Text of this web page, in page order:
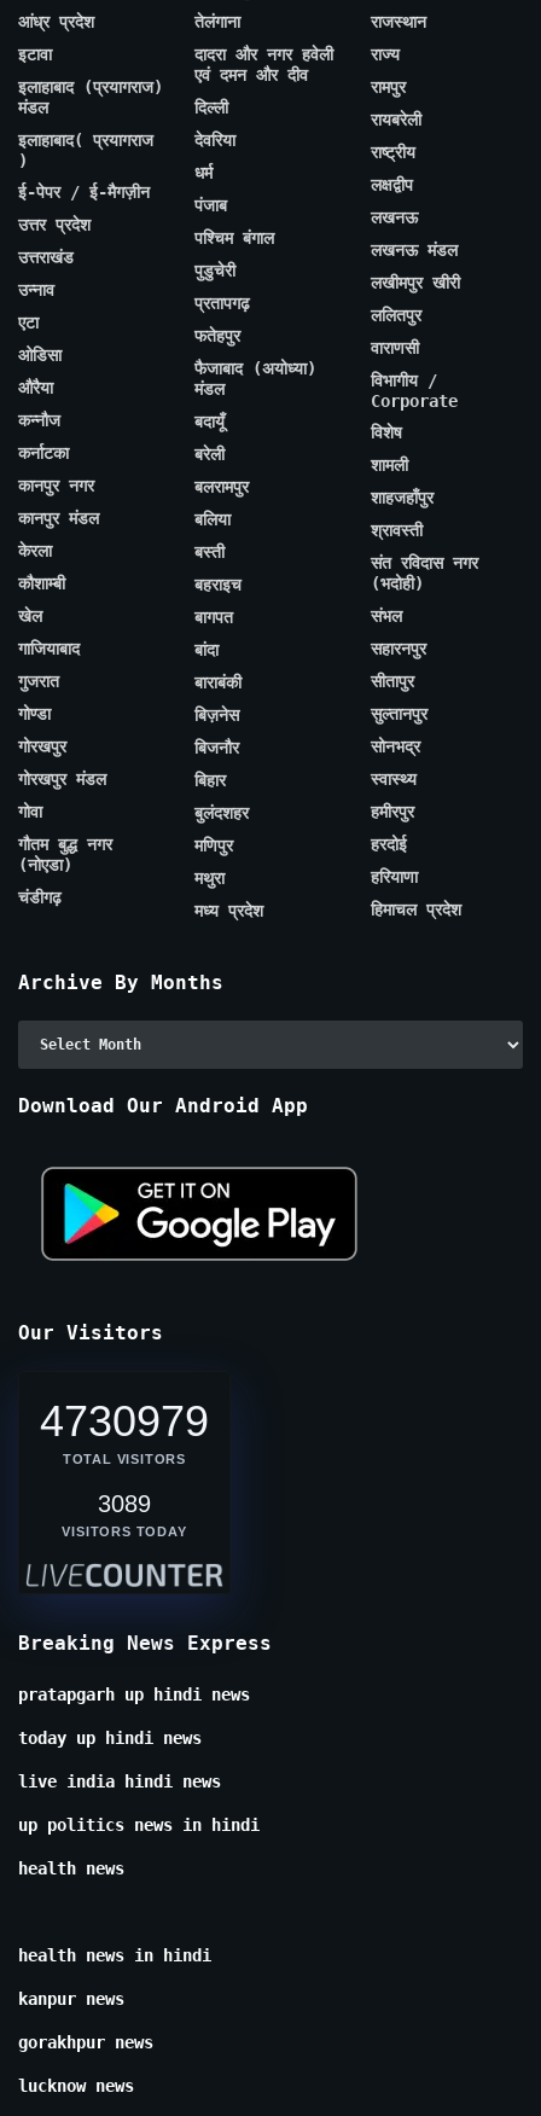
आंध्र प्रदेश
इटावा
इलाहाबाद (प्रयागराज)
मंडल
इलाहाबाद( प्रयागराज
)
ई-पेपर / ई-मैगज़ीन
उत्तर प्रदेश
उत्तराखंड
उन्नाव
एटा
ओडिसा
औरैया
कन्नौज
कर्नाटका
कानपुर नगर
कानपुर मंडल
केरला
कौशाम्बी
खेल
गाजियाबाद
गुजरात
गोण्डा
गोरखपुर
गोरखपुर मंडल
गोवा
गौतम बुद्ध नगर
(नोएडा)
चंडीगढ़
तेलंगाना
दादरा और नगर हवेली
एवं दमन और दीव
दिल्ली
देवरिया
धर्म
पंजाब
पश्चिम बंगाल
पुडुचेरी
प्रतापगढ़
फतेहपुर
फैजाबाद (अयोध्या)
मंडल
बदायूँ
बरेली
बलरामपुर
बलिया
बस्ती
बहराइच
बागपत
बांदा
बाराबंकी
बिज़नेस
बिजनौर
बिहार
बुलंदशहर
मणिपुर
मथुरा
मध्य प्रदेश
राजस्थान
राज्य
रामपुर
रायबरेली
राष्ट्रीय
लक्षद्वीप
लखनऊ
लखनऊ मंडल
लखीमपुर खीरी
ललितपुर
वाराणसी
विभागीय /
Corporate
विशेष
शामली
शाहजहाँपुर
श्रावस्ती
संत रविदास नगर
(भदोही)
संभल
सहारनपुर
सीतापुर
सुल्तानपुर
सोनभद्र
स्वास्थ्य
हमीरपुर
हरदोई
हरियाणा
हिमाचल प्रदेश
Archive By Months
Download Our Android App
Our Visitors
4730979
TOTAL VISITORS
3089
VISITORS TODAY
Breaking News Express
pratapgarh up hindi news
today up hindi news
live india hindi news
up politics news in hindi
health news
health news in hindi
kanpur news
gorakhpur news
lucknow news